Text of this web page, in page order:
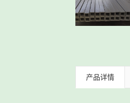
产品详情